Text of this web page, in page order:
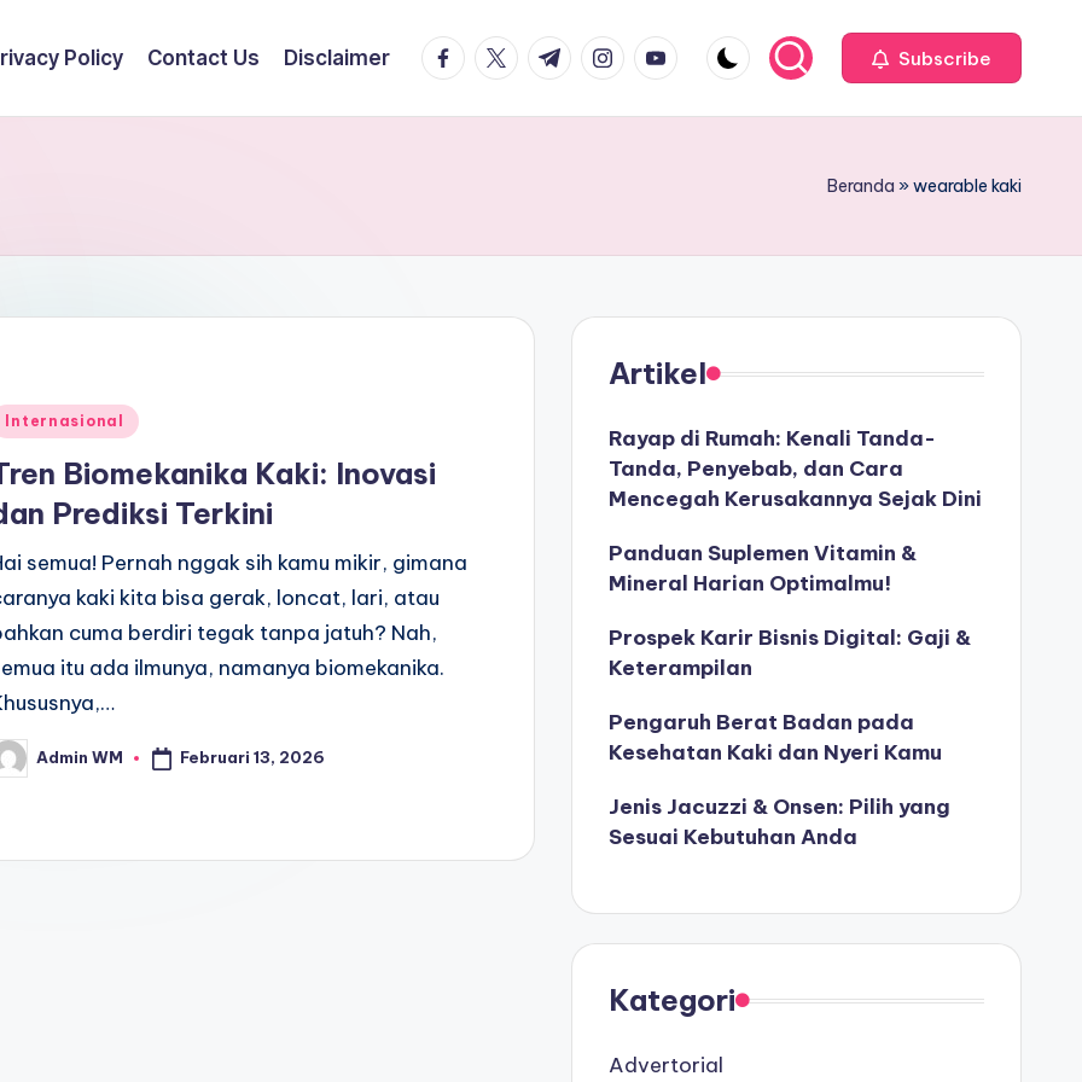
Policy Contact Us Disclaimer facebook.com
twitter.com
t.me instagram.com
youtube.com Subscribe
Beranda »wearable kaki
Internasional
Biomekanika Kaki: Inovasi
Prediksi Terkini
semua! Pernah nggak sih kamu mikir, gimana
kaki kita bisa gerak, loncat, lari, atau
cuma berdiri tegak tanpa jatuh? Nah,
itu ada ilmunya, namanya biomekanika.
Admin WM Februari 13, 2026
Artikel
Rayap di Rumah: Kenali Tanda-
Tanda, Penyebab, dan Cara
Mencegah Kerusakannya Sejak Dini
Panduan Suplemen Vitamin &
Mineral Harian Optimalmu!
Prospek Karir Bisnis Digital: Gaji &
Keterampilan
Pengaruh Berat Badan pada
Kesehatan Kaki dan Nyeri Kamu
Jenis Jacuzzi & Onsen: Pilih yang
Sesuai Kebutuhan Anda
Kategori
Advertorial